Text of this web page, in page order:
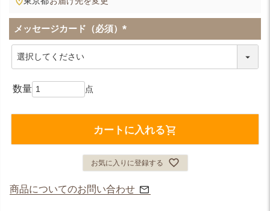
メッセージカード（必須）
(
カートに入れる
お気に入りに登録する
商品についてのお問い合わせ